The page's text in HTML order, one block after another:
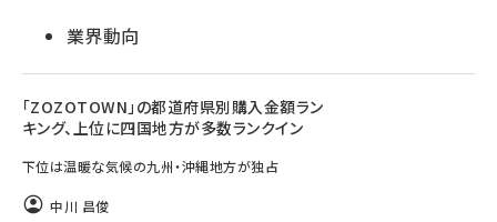
業界動向
「ZOZOTOWN」の都道府県別購入金額ラン
キング、上位に四国地方が多数ランクイン
下位は温暖な気候の九州・沖縄地方が独占
中川 昌俊